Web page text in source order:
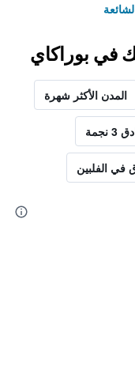
في بوراكاي
المدن الأكثر شهرة
نجمة
في الفلبين